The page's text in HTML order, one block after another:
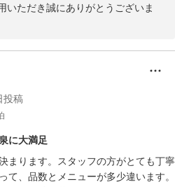
いただき誠にありがとうございま
ご感想をお写真と共にご投稿頂き
重なご意見ありがとうございまし
くお客様から頂くご意見を確りと受
をスタッフ一同目指して参ります。
うのう箱根
投稿
に大満足
まります。スタッフの方がとても丁寧
て、品数とメニューが多少違います。